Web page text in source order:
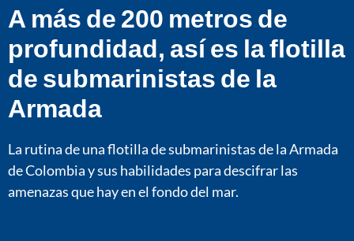
A más de 200 metros de
profundidad, así es la flotilla
de submarinistas de la
Armada
La rutina de una flotilla de submarinistas de la Armada
de Colombia y sus habilidades para descifrar las
amenazas que hay en el fondo del mar.